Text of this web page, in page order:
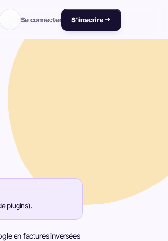
Se connecter S'inscrire
plugins).
en factures inversées